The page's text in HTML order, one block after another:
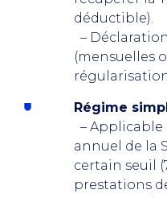
déductible).
–
(mensuelles
Régime
– Applicable
annuel de la
certain seuil
prestations